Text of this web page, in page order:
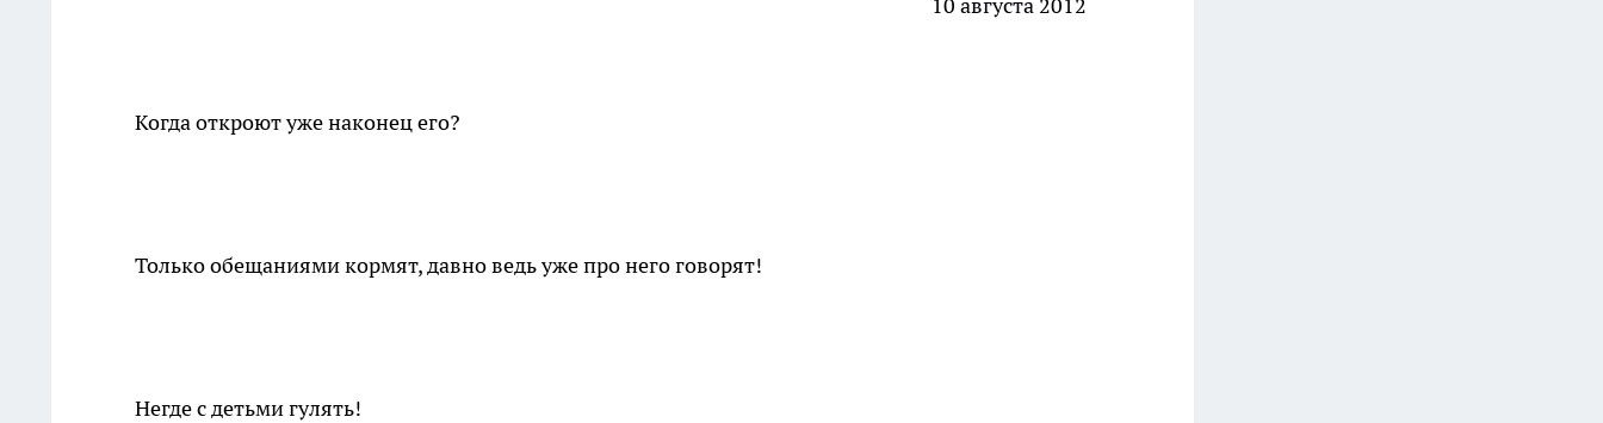
Когда откроют уже наконец его?
Только обещаниями кормят, давно ведь уже про него говорят!
Негде с детьми гулять!